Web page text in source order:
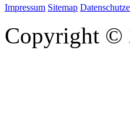
Impressum Sitemap
Copyright ©